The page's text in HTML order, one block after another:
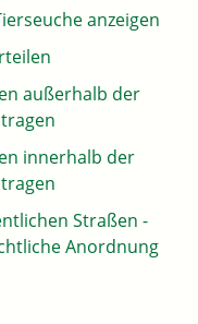
anzeigen
außerhalb der
innerhalb der
Straßen -
Anordnung